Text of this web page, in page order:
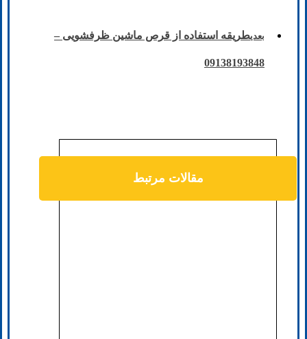
بعدیطریقه استفاده از قرص ماشین ظرفشویی –
09138193848
مقالات مرتبط